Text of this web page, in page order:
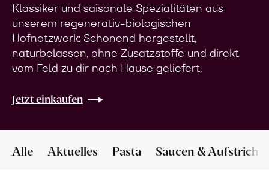
Klassiker und saisonale Spezialitäten aus
unserem regenerativ-biologischen
Hofnetzwerk: Schonend hergestellt,
naturbelassen, ohne Zusatzstoffe und direkt
vom Feld zu dir nach Hause geliefert.
Jetzt einkaufen
Alle Aktuelles Pasta Saucen & Aufstriche